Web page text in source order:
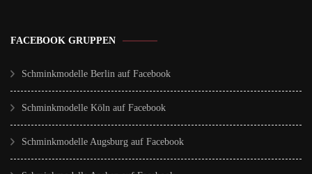
FACEBOOK GRUPPEN
Schminkmodelle Berlin auf Facebook
Schminkmodelle Köln auf Facebook
Schminkmodelle Augsburg auf Facebook